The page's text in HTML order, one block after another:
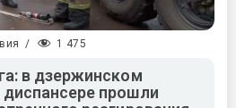
/ 1 475
в дзержинском
прошли